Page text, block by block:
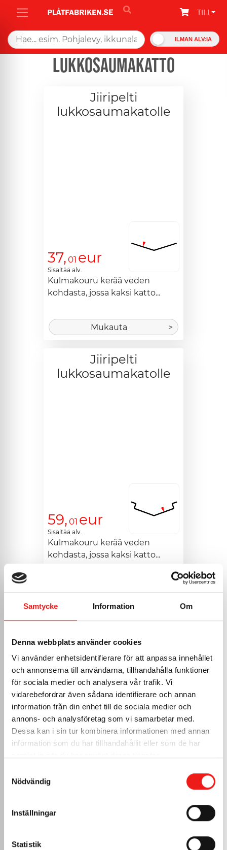
Samtycke Information Om
Denna webbplats använder cookies
Vi använder enhetsidentifierare för att anpassa innehållet
och annonserna till användarna, tillhandahålla funktioner
för sociala medier och analysera vår trafik. Vi
vidarebefordrar även sådana identifierare och annan
information från din enhet till de sociala medier och
annons- och analysföretag som vi samarbetar med.
Dessa kan i sin tur kombinera informationen med annan
information som du har tillhandahållit eller som de har
Nödvändig
Inställningar
Statistik
TILI
ILMAN ALV:IA
Lukkosaumakatto
Jiiripelti
lukkosaumakatolle
37, 01 eur
Sisältää alv.
Kulmakouru kerää veden
kohdasta, jossa kaksi katto...
Mukauta >
Jiiripelti
lukkosaumakatolle
59, 01 eur
Sisältää alv.
Kulmakouru kerää veden
kohdasta, jossa kaksi katto...
Jiiripelti
lukkosaumakatolle
54,
kohdasta, jossa kaksi katto...